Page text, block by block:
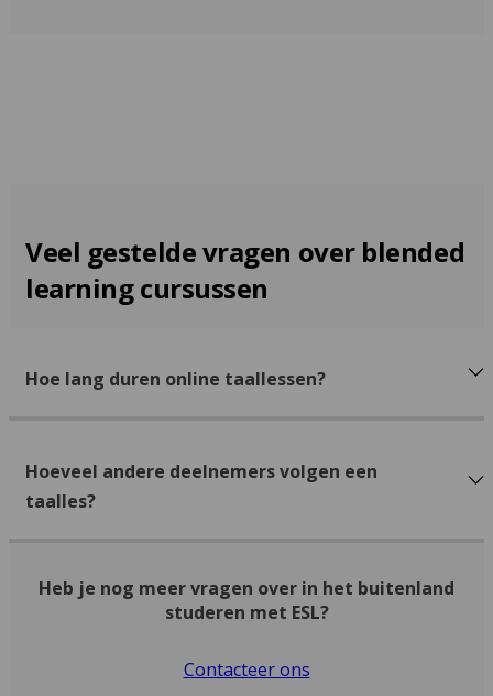
Veel gestelde vragen over blended
learning cursussen
Hoe lang duren online taallessen?
Hoeveel andere deelnemers volgen een
taalles?
Heb je nog meer vragen over in het buitenland
studeren met ESL?
Contacteer ons